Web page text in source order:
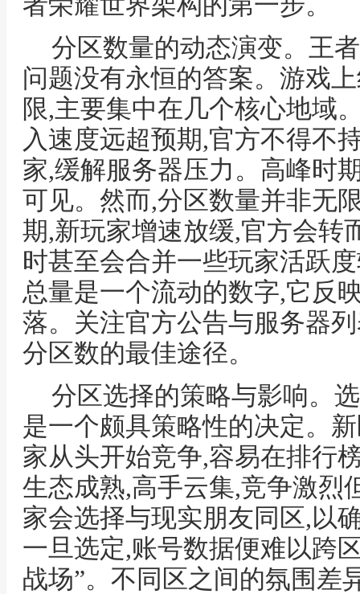
分区数量的动态演变。王
问题没有永恒的答案。游戏
限,主要集中在几个核心地域
入速度远超预期,官方不得不
家,缓解服务器压力。高峰时
可见。然而,分区数量并非无
期,新玩家增速放缓,官方会转
时甚至会合并一些玩家活跃
总量是一个流动的数字,它反
落。关注官方公告与服务器
分区数的最佳途径。
分区选择的策略与影响。
是一个颇具策略性的决定。
家从头开始竞争,容易在排行
生态成熟,高手云集,竞争激烈
家会选择与现实朋友同区,以
一旦选定,账号数据便难以跨
战场”。不同区之间的氛围差